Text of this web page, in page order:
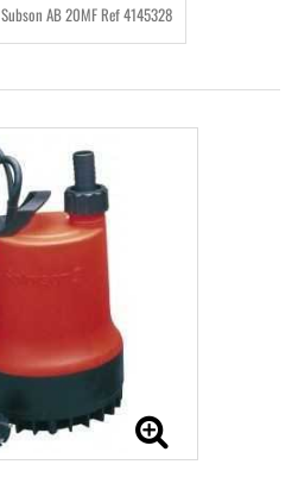
Subson AB 20MF Ref 4145328